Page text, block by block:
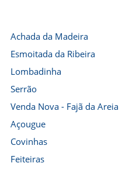
Achada da Madeira
Esmoitada da Ribeira
Lombadinha
Serrão
Venda Nova - Fajã da Areia
Açougue
Covinhas
Feiteiras